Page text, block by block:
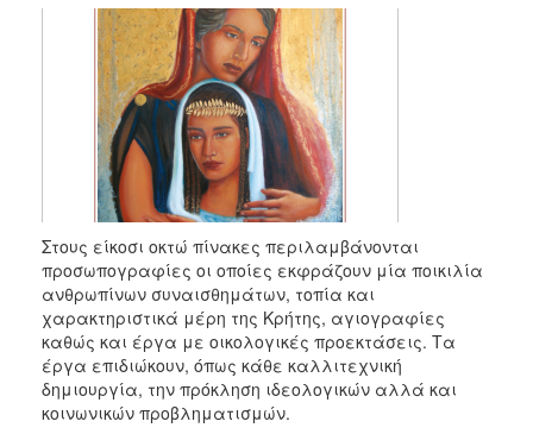
2016
2015
2013
2012
2011
2010
2006
ΤΟΠΟΣ
Στους είκοσι οκτώ πίνακες περιλαμβάνονται
προσωπογραφίες οι οποίες εκφράζουν μία ποικιλία
ανθρωπίνων συναισθημάτων, τοπία και
χαρακτηριστικά μέρη της Κρήτης, αγιογραφίες
καθώς και έργα με οικολογικές προεκτάσεις. Τα
έργα επιδιώκουν, όπως κάθε καλλιτεχνική
δημιουργία, την πρόκληση ιδεολογικών αλλά και
κοινωνικών προβληματισμών.